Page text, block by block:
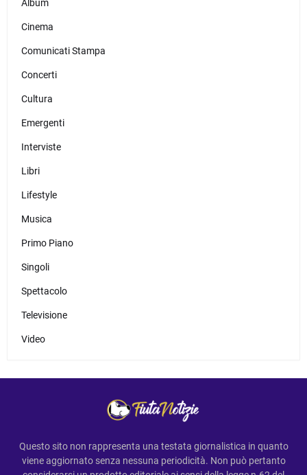
Album
Cinema
Comunicati Stampa
Concerti
Cultura
Emergenti
Interviste
Libri
Lifestyle
Musica
Primo Piano
Singoli
Spettacolo
Televisione
Video
Questo sito non rappresenta una testata giornalistica in quanto
viene aggiornato senza nessuna periodicità. Non può pertanto